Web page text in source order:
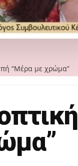
“Μέρα με χρώμα”